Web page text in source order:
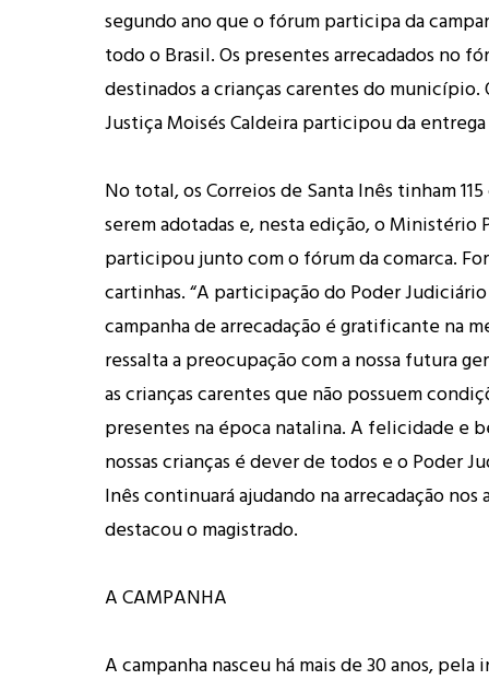
segundo ano que o fórum participa da
todo o Brasil. Os presentes arrecadados no
destinados a crianças carentes do
Justiça Moisés Caldeira participou da
No total, os Correios de Santa Inês tinham
serem adotadas e, nesta edição, o Ministério
participou junto com o fórum da comarca.
cartinhas. “A participação do Poder
campanha de arrecadação é gratificante na
ressalta a preocupação com a nossa futura
as crianças carentes que não possuem
presentes na época natalina. A felicidade e
nossas crianças é dever de todos e o Poder
Inês continuará ajudando na arrecadação nos
destacou o magistrado.
A CAMPANHA
A campanha nasceu há mais de 30 anos,